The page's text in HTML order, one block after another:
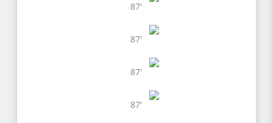
87'
87'
87'
87'